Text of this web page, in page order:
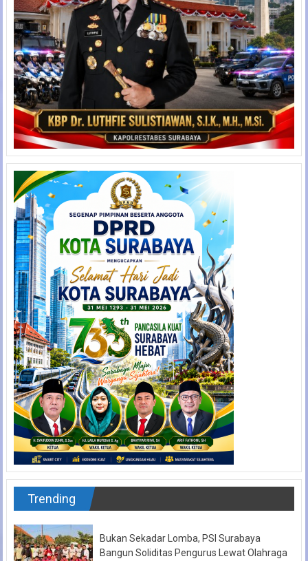
Trending
Bukan Sekadar Lomba, PSI Surabaya
Bangun Soliditas Pengurus Lewat Olahraga